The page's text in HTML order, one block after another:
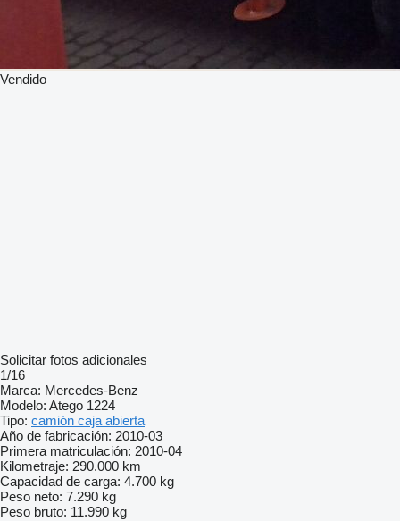
Vendido
Solicitar fotos adicionales
1/16
Marca: Mercedes-Benz
Modelo: Atego 1224
Tipo: camión caja abierta
Año de fabricación: 2010-03
Primera matriculación: 2010-04
Kilometraje: 290.000 km
Capacidad de carga: 4.700 kg
Peso neto: 7.290 kg
Peso bruto: 11.990 kg